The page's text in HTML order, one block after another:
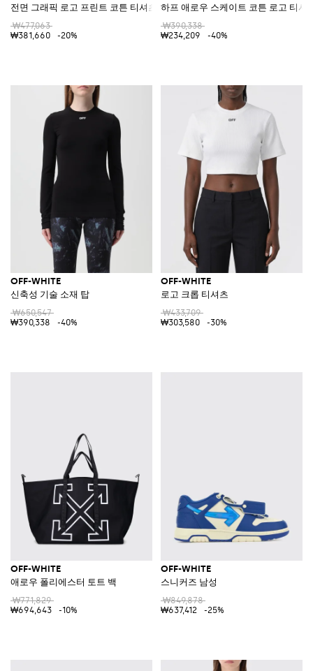
전면 그래픽 로고 프린트 코튼 티셔츠
₩477,063
₩381,660
-20%
하프 애로우 스케이트 코튼 로고 티셔
₩390,338
₩234,209
-40%
OFF-WHITE
신축성 기술 소재 탑
₩650,547
₩390,338
-40%
OFF-WHITE
로고 크롭 티셔츠
₩433,709
₩303,580
-30%
OFF-WHITE
애로우 폴리에스터 토트 백
₩771,829
₩694,643
-10%
OFF-WHITE
스니커즈 남성
₩849,878
₩637,412
-25%